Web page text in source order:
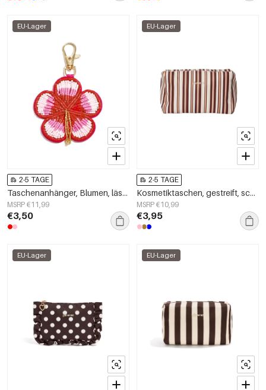
EU-Lager
2-5 TAGE
Taschenanhänger, Blumen, lässiges Glas, Alltagsaccessoires
MSRP €11,99
€3,50
EU-Lager
2-5 TAGE
Kosmetiktaschen, gestreift, schlicht, aus Polyester, Alltagsaccessoires
MSRP €10,99
€3,95
EU-Lager EU-Lager